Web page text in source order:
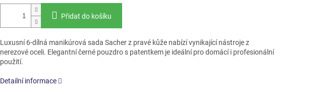
Přidat do košíku
Luxusní 6-dílná manikúrová sada Sacher z pravé kůže nabízí vynikající nástroje z
nerezové oceli. Elegantní černé pouzdro s patentkem je ideální pro domácí i profesionální
použití.
Detailní informace